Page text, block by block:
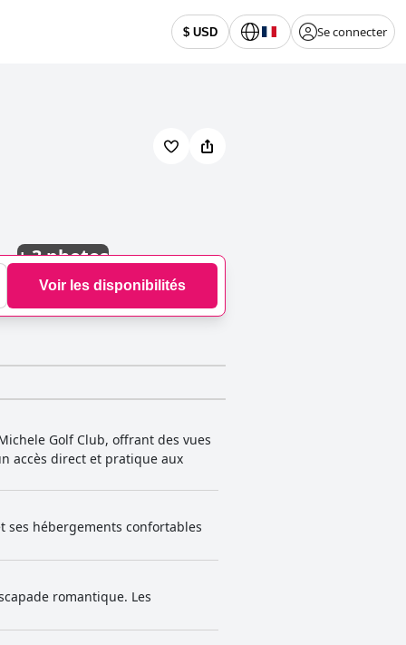
$ USD Se connecter
+3 photos
Voir les disponibilités
Golf Club, offrant des vues
accès direct et pratique aux
ses hébergements confortables
romantique. Les